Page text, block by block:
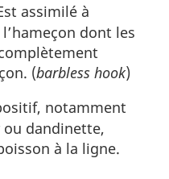
assimilé à
dont les
(barbless hook)
notamment
dandinette,
à la ligne.